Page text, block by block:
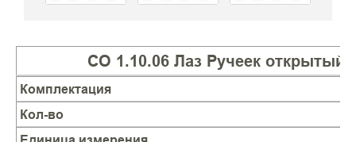
СО 1.10.06 Лаз Ручеек открытый
Комплектация
Кол-во